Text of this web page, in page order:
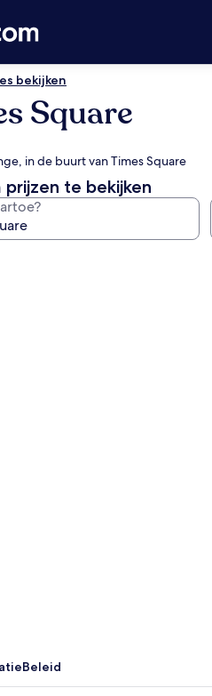
bekijken
Square
in de buurt van Times Square
prijzen te bekijken
Beleid